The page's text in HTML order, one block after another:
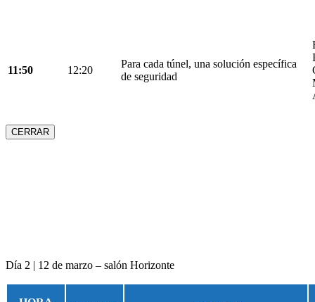
11:50 12:20
Para cada túnel, una solución específica
de seguridad
CERRAR
Día 2 | 12 de marzo – salón Horizonte